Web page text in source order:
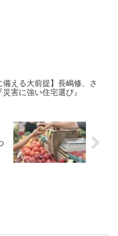
備える大前提】長嶋修、さ
災害に強い住宅選び』